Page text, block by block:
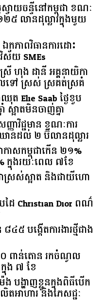
វាយចន្ទី​នៅ​កម្ពុជា​ ​ខណៈ​
៥​ ​លាន​ដុល្លារ​ក្នុង​មួយ​
ភាព​វិធានការ​ដោះ
ស័យ​ ​SMEs​
ង ដានី អគ្គ​នាយិកា​
ទៅ ស្រស់ ស្រគត់ស្រគំ
Elie Saab ថ្ងៃខួប
អាតមិនចាញ់គ្នា
ញា​វិជ្ជមាន​ ​ខណៈ​ការ​
ានដល់​ ​២​ ​ប៊ីលាន​ដុល្លារ​
កាសកម្ពុជាកើន ២១%
ក្នុងរយៈពេល ៧ខែ
ស្រស់ស្អាត និងជាយីហោ
ដៃ Christian Dior ពណ៌
៥​ ​បង្កើត​ការងារ​ថ្មី​ជាង​
០ ពាន់តោន រកចំណូល
នុង ៧ ខែ
បង្ហាញខ្លួនក្នុងពិធីបើក
តអាហារ និងភេសជ្ជៈ